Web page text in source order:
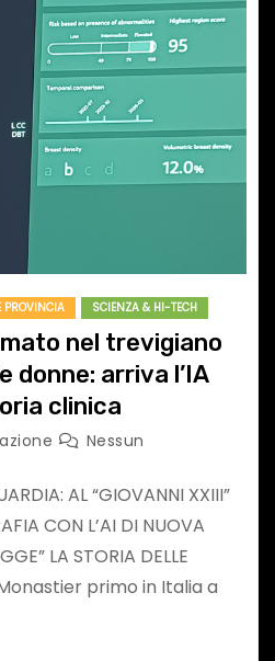
PROVINCIA SCIENZA & HI-TECH
nel trevigiano
donne: arriva l’IA
clinica
Nessun
AL “GIOVANNI XXIII”
CON L’AI DI NUOVA
LA STORIA DELLE
primo in Italia a